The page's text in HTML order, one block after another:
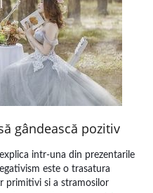
gândească pozitiv
intr-una din prezentarile
este o trasatura
primitivi si a stramosilor